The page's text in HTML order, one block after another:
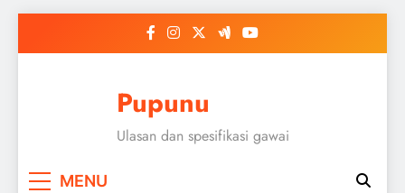
Pupunu
Ulasan dan spesifikasi gawai
MENU